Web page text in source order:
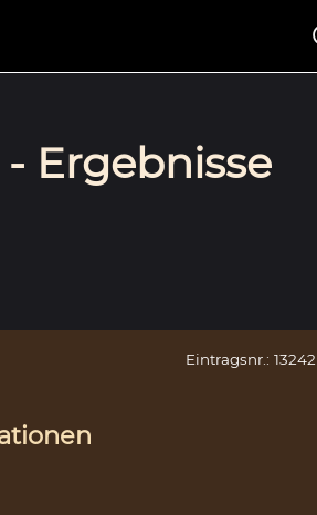
Ergebnisse
Eintragsnr.: 13242